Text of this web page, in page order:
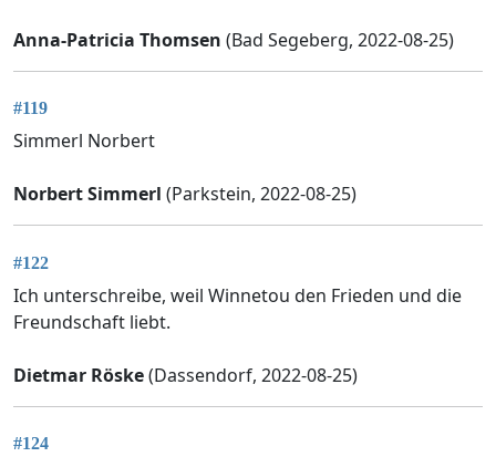
Anna-Patricia Thomsen (Bad Segeberg, 2022-08-25)
#119
Simmerl Norbert
Norbert Simmerl (Parkstein, 2022-08-25)
#122
Ich unterschreibe, weil Winnetou den Frieden und die
Freundschaft liebt.
Dietmar Röske(Dassendorf, 2022-08-25)
#124